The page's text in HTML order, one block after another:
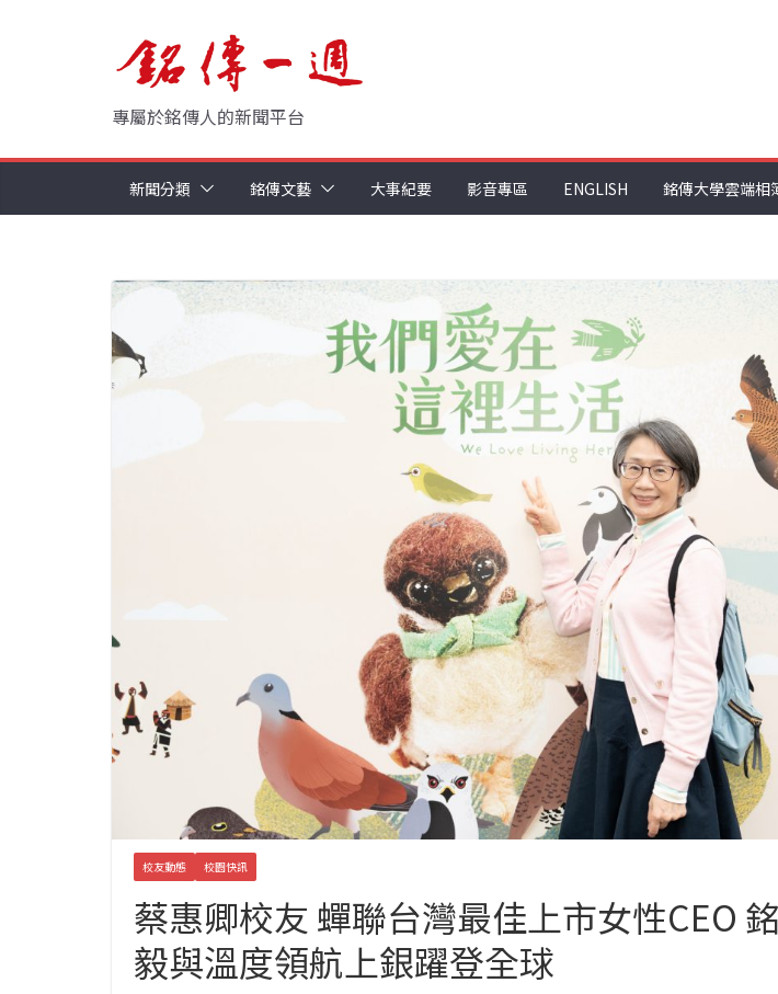
專屬於銘傳人的新聞平台
新聞分類 銘傳文藝 大事紀要 影音專區 ENGLISH 銘傳大學雲端相
校友動態 校園快訊
蔡惠卿校友 蟬聯台灣最佳上市女性CEO
毅與溫度領航上銀躍登全球